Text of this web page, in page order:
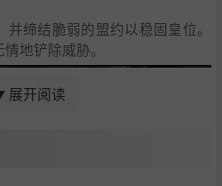
缔结脆弱的盟约以稳固皇位。
地铲除威胁。
展开阅读